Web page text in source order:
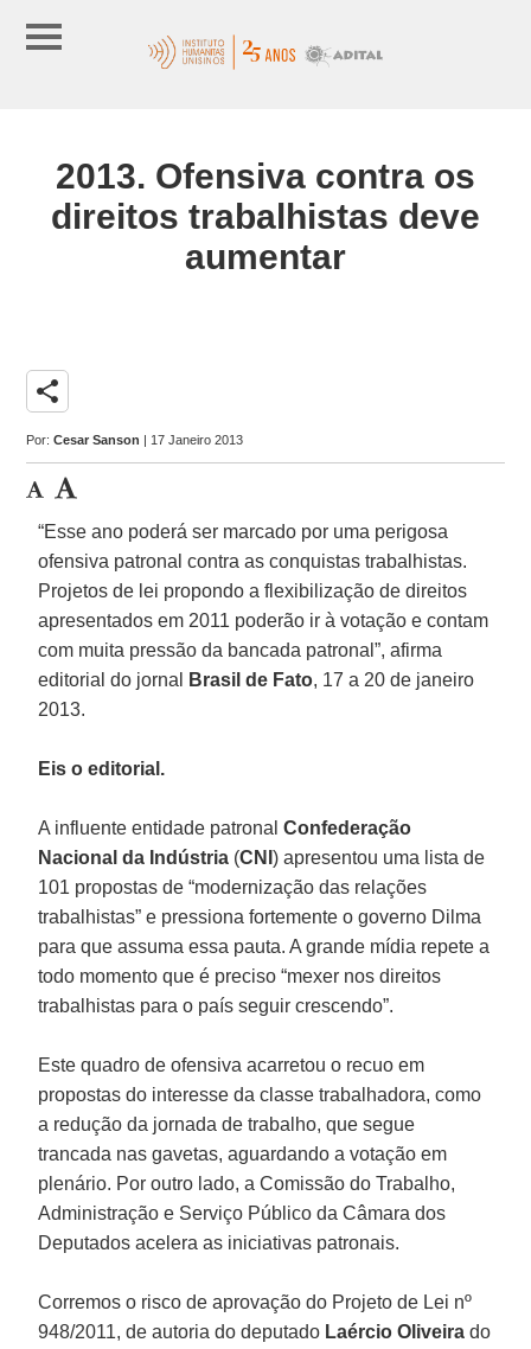
2013. Ofensiva contra os
direitos trabalhistas deve
aumentar
share
Por:Cesar Sanson | 17 Janeiro 2013
“Esse ano poderá ser marcado por uma perigosa
ofensiva patronal contra as conquistas trabalhistas.
Projetos de lei propondo a flexibilização de direitos
apresentados em 2011 poderão ir à votação e contam
com muita pressão da bancada patronal”, afirma
editorial do jornal
Brasil de Fato, 17 a 20 de janeiro
2013.
Eis o editorial.
A influente entidade patronalConfederação
Nacional da Indústria (CNI) apresentou uma lista de
101 propostas de “modernização das relações
trabalhistas” e pressiona fortemente o governo Dilma
para que assuma essa pauta. A grande mídia repete a
todo momento que é preciso “mexer nos direitos
trabalhistas para o país seguir crescendo”.
Este quadro de ofensiva acarretou o recuo em
propostas do interesse da classe trabalhadora, como
a redução da jornada de trabalho, que segue
trancada nas gavetas, aguardando a votação em
plenário. Por outro lado, a Comissão do Trabalho,
Administração e Serviço Público da Câmara dos
Deputados acelera as iniciativas patronais.
Corremos o risco de aprovação do Projeto de Lei nº
948/2011, de autoria do deputado Laércio Oliveira do